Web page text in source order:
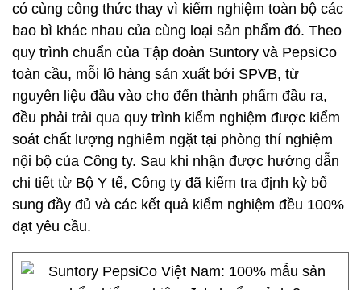
có cùng công thức thay vì kiểm nghiệm toàn bộ các
bao bì khác nhau của cùng loại sản phẩm đó. Theo
quy trình chuẩn của Tập đoàn Suntory và PepsiCo
toàn cầu, mỗi lô hàng sản xuất bởi SPVB, từ
nguyên liệu đầu vào cho đến thành phẩm đầu ra,
đều phải trải qua quy trình kiểm nghiệm được kiểm
soát chất lượng nghiêm ngặt tại phòng thí nghiệm
nội bộ của Công ty. Sau khi nhận được hướng dẫn
chi tiết từ Bộ Y tế, Công ty đã kiểm tra định kỳ bổ
sung đầy đủ và các kết quả kiểm nghiệm đều 100%
đạt yêu cầu.